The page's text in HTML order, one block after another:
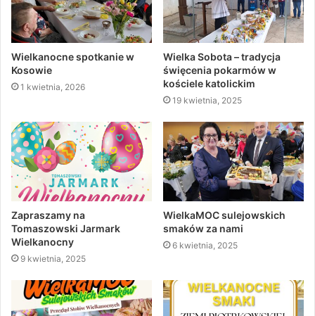
Wielkanocne spotkanie w
Kosowie
1 kwietnia, 2026
Wielka Sobota – tradycja
święcenia pokarmów w
kościele katolickim
19 kwietnia, 2025
Zapraszamy na
Tomaszowski Jarmark
Wielkanocny
9 kwietnia, 2025
WielkaMOC sulejowskich
smaków za nami
6 kwietnia, 2025